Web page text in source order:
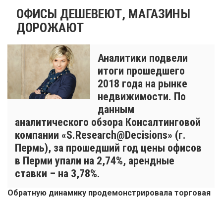
ОФИСЫ ДЕШЕВЕЮТ, МАГАЗИНЫ
ДОРОЖАЮТ
Аналитики подвели
итоги прошедшего
2018 года на рынке
недвижимости. По
данным
аналитического обзора Консалтинговой
компании «S.Research@Decisions» (г.
Пермь), за прошедший год цены офисов
в Перми упали на 2,74%, арендные
ставки – на 3,78%.
Обратную динамику продемонстрировала торговая